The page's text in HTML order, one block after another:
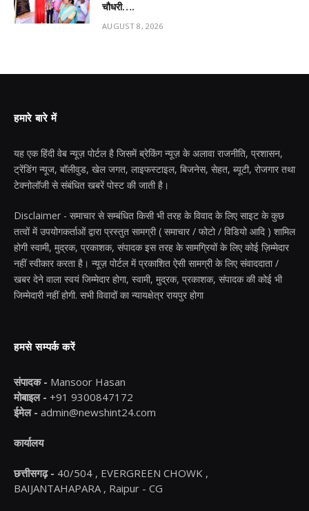
चौधरी….
AUGUST 8, 2026
हमारे बारे में
यह एक हिंदी वेब न्यूज़ पोर्टल है जिसमें ब्रेकिंग न्यूज़ के अलावा राजनीति, प्रशासन,
ट्रेंडिंग न्यूज, बॉलीवुड, खेल जगत, लाइफस्टाइल, बिजनेस, सेहत, ब्यूटी, रोजगार तथा
टेक्नोलॉजी से संबंधित खबरें पोस्ट की जाती है।
Disclaimer - समाचार से सम्बंधित किसी भी तरह के विवाद के लिए साइट के कुछ
तत्वों में उपयोगकर्ताओं द्वारा प्रस्तुत सामग्री ( समाचार / फोटो / विडियो आदि ) शामिल
होगी स्वामी, मुद्रक, प्रकाशक, संपादक इस तरह के सामग्रियों के लिए कोई ज़िम्मेदार
नहीं स्वीकार करता है। न्यूज़ पोर्टल में प्रकाशित ऐसी सामग्री के लिए संवाददाता /
खबर देने वाला स्वयं जिम्मेदार होगा, स्वामी, मुद्रक, प्रकाशक, संपादक की कोई भी
जिम्मेदारी नहीं होगी. सभी विवादों का न्यायक्षेत्र रायपुर होगा
हमसे सम्पर्क करें
संपादक - Mansoor Hasan
मोबाइल - +91 9300847172
ईमेल - admin@newshint24.com
कार्यालय
छत्तीसगढ़ - 40/504 , EVERGREEN CHOWK ,
BAIJANTAHAPARA , Raipur - CG